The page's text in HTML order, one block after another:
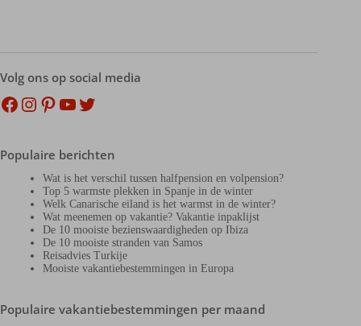
Volg ons op social media
Facebook
Instagram
Pinterest
YouTube
Twitter
Populaire berichten
Wat is het verschil tussen halfpension en volpension?
Top 5 warmste plekken in Spanje in de winter
Welk Canarische eiland is het warmst in de winter?
Wat meenemen op vakantie? Vakantie inpaklijst
De 10 mooiste bezienswaardigheden op Ibiza
De 10 mooiste stranden van Samos
Reisadvies Turkije
Mooiste vakantiebestemmingen in Europa
Populaire vakantiebestemmingen per maand